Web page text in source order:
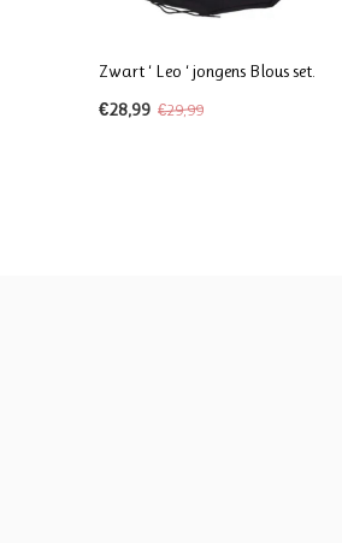
Zwart ‘ Leo ‘ jongens Blous set.
€28,99 €29,99